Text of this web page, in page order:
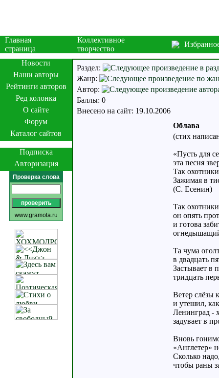
Главная
страница
Коллективное
творчество
Новости
Наши авторы
Рейтинги авторов
Ред колонка
О сайте
Форум
Каталог сайтов
Подписка
Авторизация
Проверка слова
www.gramota.ru
Раздел:
Жанр:
Автор:
Баллы: 0
Внесено на сайт: 19.10.2006
Облава
(стих
«Пусть для
эта песня
Так
Зажимая в
(С. Есенин)
Так
он опять
и готова
Та чума
в двадцать
Застывает в
тридцать
Ветер слёзы
и утешил,
Ленинград -
задувает в
Вновь
«Англетер»
Сколько
чтобы раны